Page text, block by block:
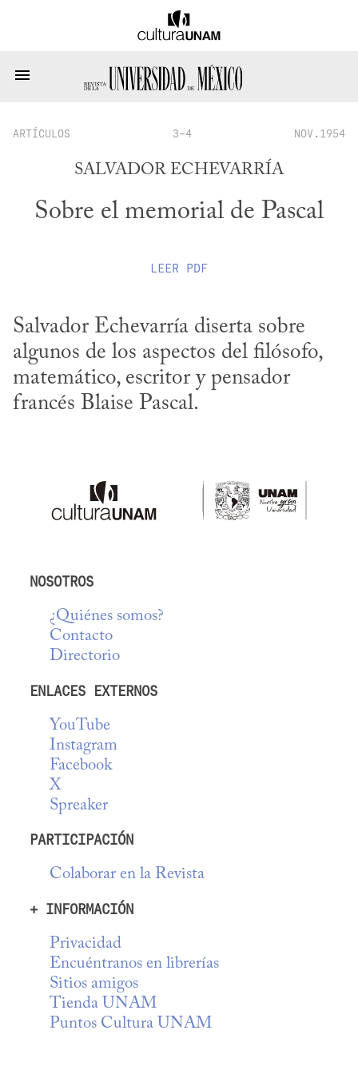
ARTÍCULOS 3-4 NOV.1954
SALVADOR ECHEVARRÍA
Sobre el memorial de Pascal
LEER PDF
Salvador Echevarría diserta sobre
algunos de los aspectos del filósofo,
matemático, escritor y pensador
francés Blaise Pascal.
NOSOTROS
¿Quiénes somos?
Contacto
Directorio
ENLACES EXTERNOS
YouTube
Instagram
Facebook
X
Spreaker
PARTICIPACIÓN
Colaborar en la Revista
+ INFORMACIÓN
Privacidad
Encuéntranos en librerías
Sitios amigos
Tienda UNAM
Puntos Cultura UNAM